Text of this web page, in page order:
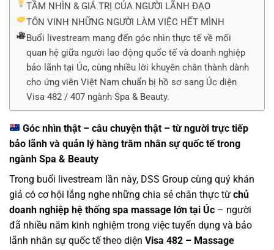
TẦM NHÌN & GIÁ TRỊ CỦA NGƯỜI LÃNH ĐẠO
TÔN VINH NHỮNG NGƯỜI LÀM VIỆC HẾT MÌNH
Buổi livestream mang đến góc nhìn thực tế về mối
quan hệ giữa người lao động quốc tế và doanh nghiệp
bảo lãnh tại Úc, cùng nhiều lời khuyên chân thành dành
cho ứng viên Việt Nam chuẩn bị hồ sơ sang Úc diện
Visa 482 / 407 ngành Spa & Beauty.
Góc nhìn thật – câu chuyện thật – từ người trực tiếp
bảo lãnh và quản lý hàng trăm nhân sự quốc tếtrong
ngành Spa & Beauty
Trong buổi livestream lần này, DSS Group cùng quý khán
giả có cơ hội lắng nghe những chia sẻ chân thực từ chủ
doanh nghiệp hệ thống spa massage lớn tại Úc – người
đã nhiều năm kinh nghiệm trong việc tuyển dụng và bảo
lãnh nhân sự quốc tế theo diện Visa 482 – Massage